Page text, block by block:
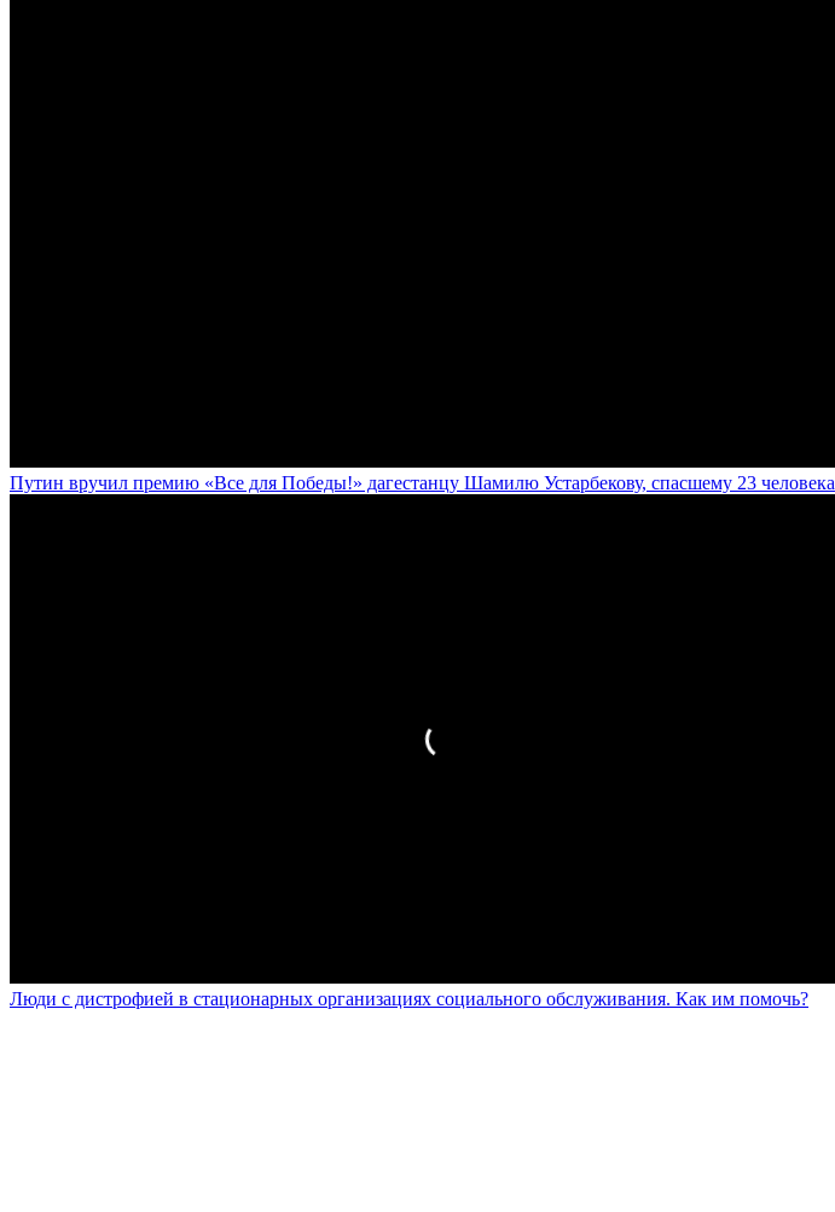
Путин вручил премию «Все для Победы!» дагестанцу Шамилю Устарбекову, спасшему 23 человека
Люди с дистрофией в стационарных организациях социального обслуживания. Как им помочь?